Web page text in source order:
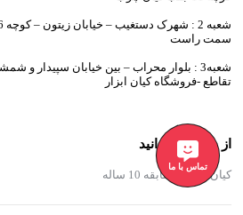
سمت راست
شعبه3 : بلوار محراب – بین خیابان سپیدار و
تقاطع -فروشگاه کیان ابزار
از ما بیشتر بدانید
کیان ابزار با سابقه 10 ساله
تماس با ما